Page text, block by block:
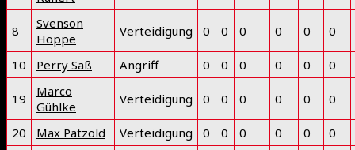
8
Svenson
Hoppe
Verteidigung 0 0 0 0 0 0
10 Perry Saß Angriff 0 0 0 0 0 0
19
Marco
Gühlke
Verteidigung 0 0 0 0 0 0
20 Max Patzold Verteidigung 0 0 0 0 0
0